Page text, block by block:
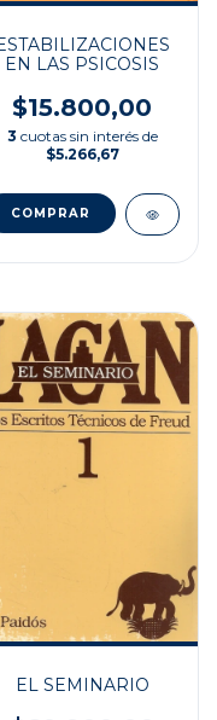
ESTABILIZACIONES
EN LAS PSICOSIS
$15.800,00
3 cuotas sin interés de
$5.266,67
EL SEMINARIO